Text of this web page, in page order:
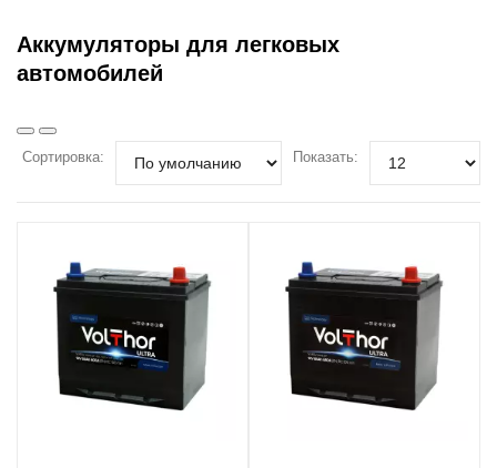
Аккумуляторы для легковых
автомобилей
Сортировка: Показать: